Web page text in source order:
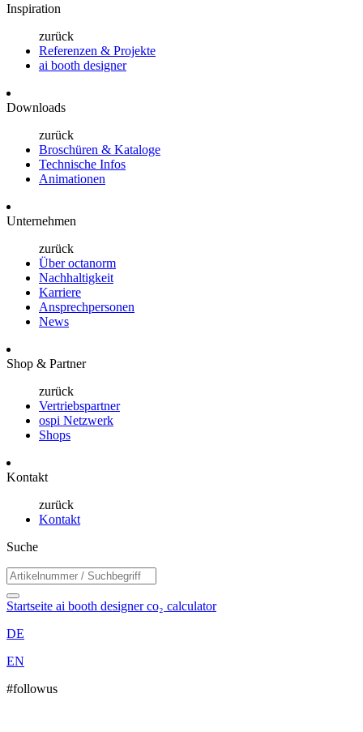
Inspiration
zurück
Referenzen & Projekte
ai booth designer
Downloads
zurück
Broschüren & Kataloge
Technische Infos
Animationen
Unternehmen
zurück
Über octanorm
Nachhaltigkeit
Karriere
Ansprechpersonen
News
Shop & Partner
zurück
Vertriebspartner
ospi Netzwerk
Shops
Kontakt
zurück
Kontakt
Suche
Startseite ai booth designerco₂ calculator
DE
EN
#followus